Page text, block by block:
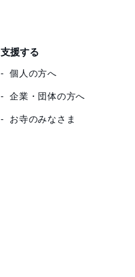
支援する
個人の方へ
企業・団体の方へ
お寺のみなさま